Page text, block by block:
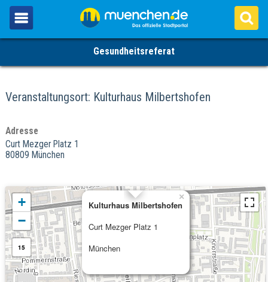
Gesundheitsreferat
Veranstaltungsort: Kulturhaus Milbertshofen
Adresse
Curt Mezger Platz 1
80809 München
Kulturhaus Milbertshofen
Curt Mezger Platz 1
München
×
+
−
15